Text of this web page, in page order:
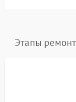
Этапы